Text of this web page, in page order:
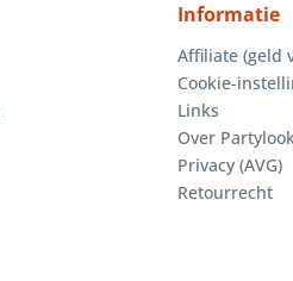
Informatie
Affiliate (geld
Cookie-
Links
Over
Privacy (AVG)
Retourrecht